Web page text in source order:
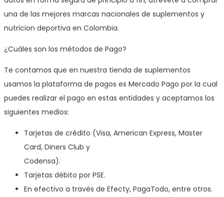
una de las mejores marcas nacionales de suplementos y
nutricion deportiva en Colombia.
¿Cuáles son los métodos de Pago?
Te contamos que en nuestra tienda de suplementos
usamos la plataforma de pagos es Mercado Pago por la cual
puedes realizar el pago en estas entidades y aceptamos los
siguientes medios:
Tarjetas de crédito (Visa, American Express, Master
Card, Diners Club y
Codensa).
Tarjetas débito por PSE.
En efectivo a través de Efecty, PagaTodo, entre otros.